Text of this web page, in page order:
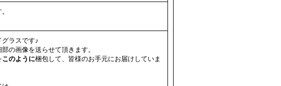
ラスです♪
の画像を送らせて頂きます。
このように梱包して、皆様のお手元にお届けしていま